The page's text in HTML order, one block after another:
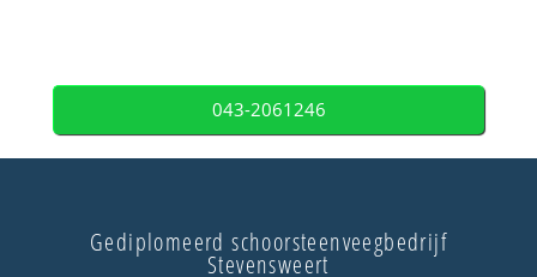
043-2061246
Gediplomeerd schoorsteenveegbedrijf
Stevensweert